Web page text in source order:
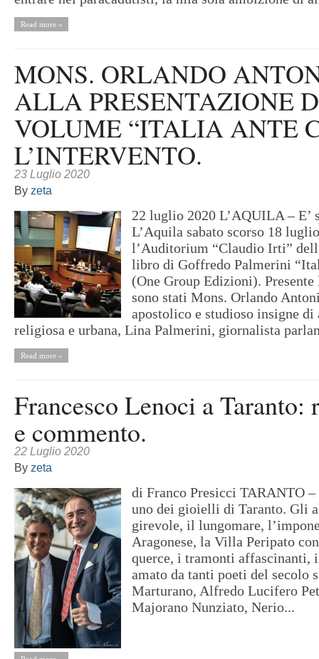
Read more »
MONS. ORLANDO
ALLA PRESENTAZIONE
VOLUME “ITALIA ANTE
L’INTERVENTO.
23 Luglio 2020
By zeta
22 luglio 2020 L’AQUILA – E’
L’Aquila sabato scorso 18
l’Auditorium “Claudio Irti”
libro di Goffredo Palmerini
(One Group Edizioni).
sono stati Mons. Orlando
apostolico e studioso insigne di
religiosa e urbana, Lina Palmerini, giornalista
Read more »
Francesco Lenoci a Taranto:
e commento.
22 Luglio 2020
By zeta
di Franco Presicci TARANTO
uno dei gioielli di Taranto. Gli
girevole, il lungomare,
Aragonese, la Villa Peripato
querce, i tramonti affascinanti,
amato da tanti poeti del secolo
Marturano, Alfredo Lucifero
Majorano Nunziato, Nerio...